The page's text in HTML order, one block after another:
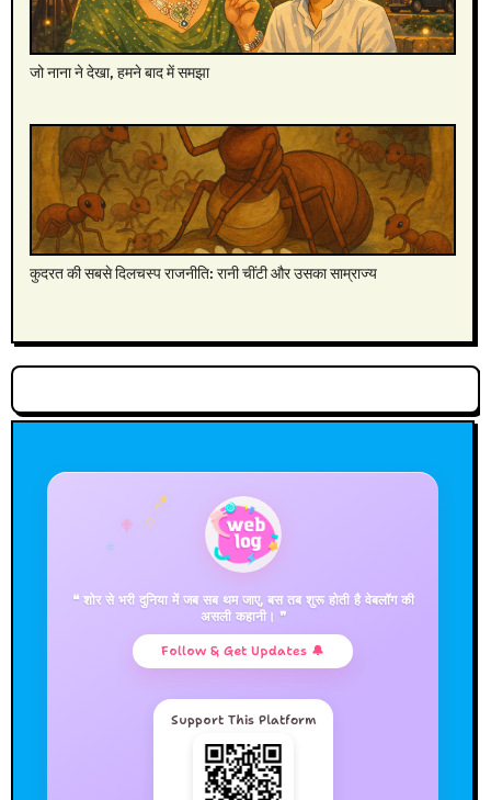
जो नाना ने देखा, हमने बाद में समझा
कुदरत की सबसे दिलचस्‍प राजनीति: रानी चींटी और उसका साम्राज्य
🪁
🍭
⭐
❝ शोर से भरी दुनिया में जब सब थम जाए, बस तब शुरू होती है वेबलॉग की
असली कहानी। ❞
Follow & Get Updates 🔔
Support This Platform